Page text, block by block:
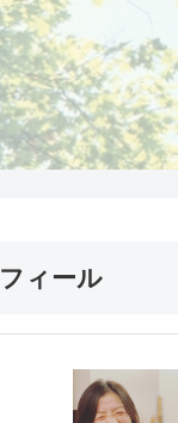
ィール